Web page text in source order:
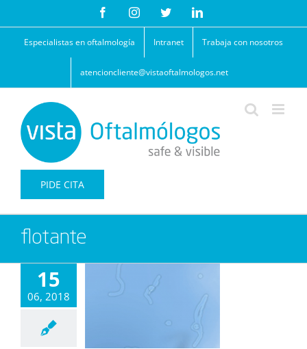
contenido
FacebookInstagramTwitterLinkedIn
Especialistas en oftalmología Intranet Trabaja con nosotros
atencioncliente@vistaoftalmologos.net
PIDE CITA
flotante
15
06, 2018